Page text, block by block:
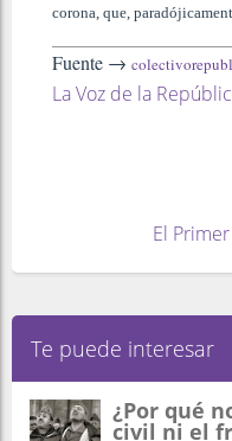
corona, que,
Fuente →
La Voz de la
El
Te puede interesar
¿Por qué
civil ni el